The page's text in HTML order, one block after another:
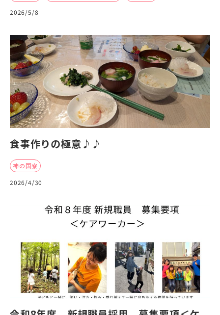
2026/5/8
食事作りの極意♪♪
神の国寮
2026/4/30